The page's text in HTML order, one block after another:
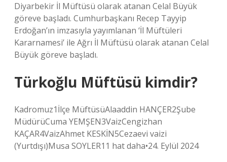
Diyarbekir İl Müftüsü olarak atanan Celal Büyük
göreve başladı. Cumhurbaşkanı Recep Tayyip
Erdoğan’ın imzasıyla yayımlanan ‘İl Müftüleri
Kararnamesi’ ile Ağrı İl Müftüsü olarak atanan Celal
Büyük göreve başladı.
Türkoğlu Müftüsü kimdir?
Kadromuz1İlçe MüftüsüAlaaddin HANÇER2Şube
MüdürüCuma YEMŞEN3VaizCengizhan
KAÇAR4VaizAhmet KESKİN5Cezaevi vaizi
(Yurtdışı)Musa SOYLER11 hat daha•24. Eylül 2024